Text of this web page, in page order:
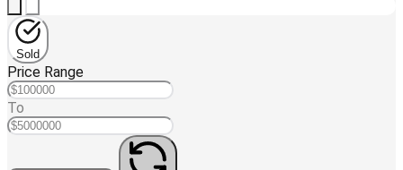
Sold
Price Range
To